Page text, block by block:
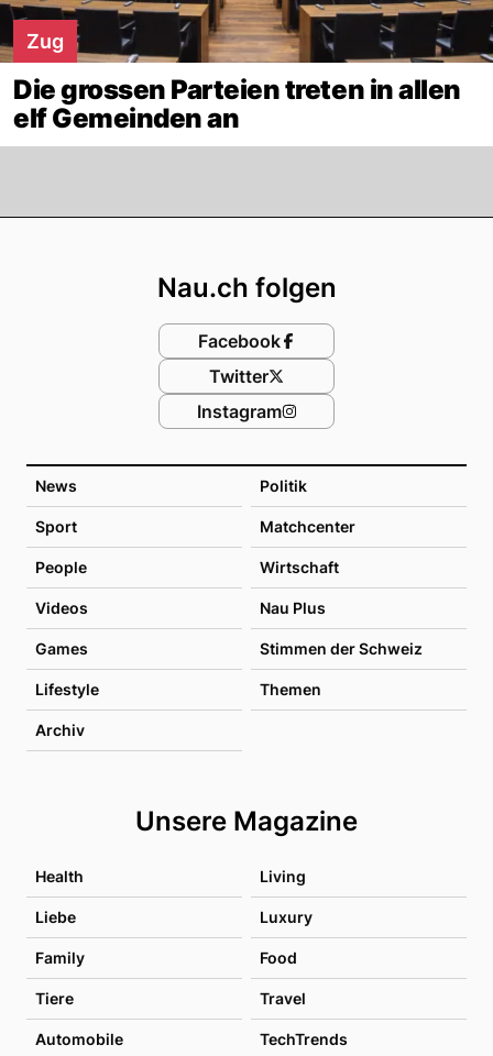
Zug
Die grossen Parteien treten in allen
elf Gemeinden an
News Politik
Sport Matchcenter
People Wirtschaft
Videos Nau Plus
Games Stimmen der Schweiz
Lifestyle Themen
Archiv
Unsere Magazine
Health Living
Liebe Luxury
Family Food
Tiere Travel
Automobile TechTrends
Nau.ch folgen
Facebook
Twitter
Instagram